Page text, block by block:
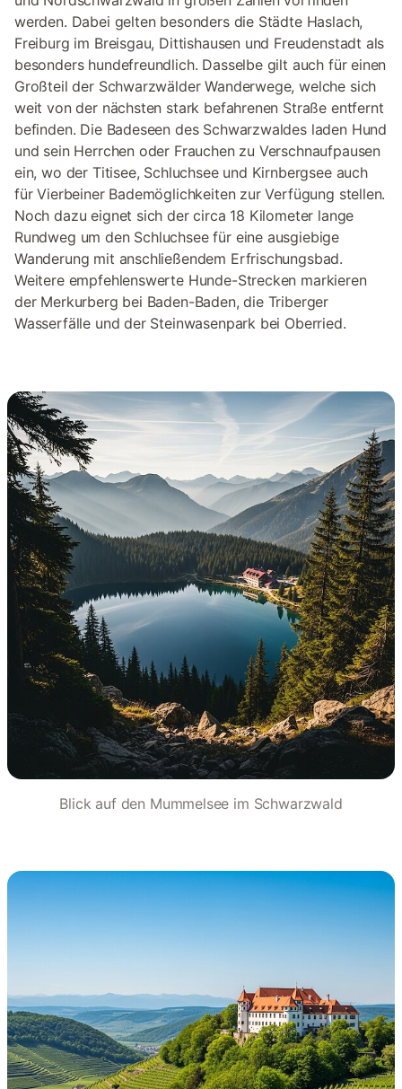
werden. Dabei gelten besonders die Städte Haslach,
Freiburg im Breisgau, Dittishausen und Freudenstadt als
besonders hundefreundlich. Dasselbe gilt auch für einen
Großteil der Schwarzwälder Wanderwege, welche sich
weit von der nächsten stark befahrenen Straße entfernt
befinden. Die Badeseen des Schwarzwaldes laden Hund
und sein Herrchen oder Frauchen zu Verschnaufpausen
ein, wo der Titisee, Schluchsee und Kirnbergsee auch
für Vierbeiner Bademöglichkeiten zur Verfügung stellen.
Noch dazu eignet sich der circa 18 Kilometer lange
Rundweg um den Schluchsee für eine ausgiebige
Wanderung mit anschließendem Erfrischungsbad.
Weitere empfehlenswerte Hunde-Strecken markieren
der Merkurberg bei Baden-Baden, die Triberger
Wasserfälle und der Steinwasenpark bei Oberried.
Blick auf den Mummelsee im Schwarzwald